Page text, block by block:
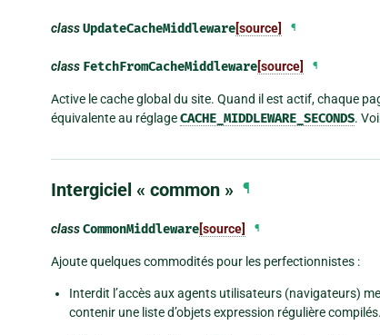
classUpdateCacheMiddleware[source] ¶
class FetchFromCacheMiddleware[source] ¶
Active le cache global du site. Quand il est actif, chaque
équivalente au réglageCACHE_MIDDLEWARE_SECONDS.
Intergiciel « common » ¶
classCommonMiddleware[source] ¶
Ajoute quelques commodités pour les perfectionnistes :
Interdit l’accès aux agents utilisateurs (navigateurs)
contenir une liste d’objets expression régulière compilés.